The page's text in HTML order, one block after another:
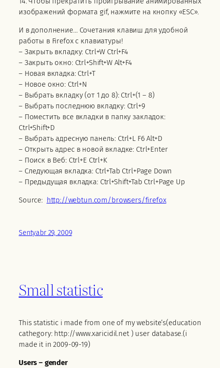
изображений формата gif, нажмите на кнопку «ESC».
И в дополнение… Сочетания клавиш для удобной
работы в Firefox с клавиатуры!
– Закрыть вкладку: Ctrl+W Ctrl+F4
– Закрыть окно: Ctrl+Shift+W Alt+F4
– Новая вкладка: Ctrl+T
– Новое окно: Ctrl+N
– Выбрать вкладку (от 1 до 8): Ctrl+(1 – 8)
– Выбрать последнюю вкладку: Ctrl+9
– Поместить все вкладки в папку закладок:
Ctrl+Shift+D
– Выбрать адресную панель: Ctrl+L F6 Alt+D
– Открыть адрес в новой вкладке: Ctrl+Enter
– Поиск в Веб: Ctrl+E Ctrl+K
– Следующая вкладка: Ctrl+Tab Ctrl+Page Down
– Предыдущая вкладка: Ctrl+Shift+Tab Ctrl+Page Up
Source: http://webtun.com/browsers/firefox
Sentyabr 29, 2009
Small statistic
This statistic i made from one of my website’s(education
cathegory: http://www.xaricidil.net ) user database.(i
made it in 2009-09-19)
Users – gender